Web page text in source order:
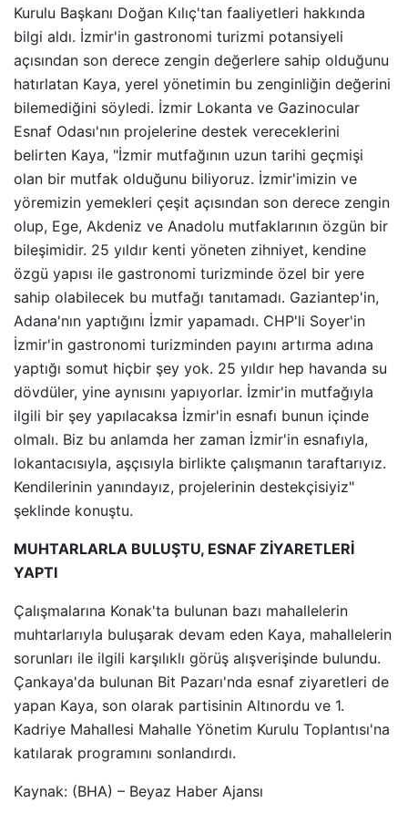
Kurulu Başkanı Doğan Kılıç'tan faaliyetleri hakkında
bilgi aldı. İzmir'in gastronomi turizmi potansiyeli
açısından son derece zengin değerlere sahip olduğunu
hatırlatan Kaya, yerel yönetimin bu zenginliğin değerini
bilemediğini söyledi. İzmir Lokanta ve Gazinocular
Esnaf Odası'nın projelerine destek vereceklerini
belirten Kaya, "İzmir mutfağının uzun tarihi geçmişi
olan bir mutfak olduğunu biliyoruz. İzmir'imizin ve
yöremizin yemekleri çeşit açısından son derece zengin
olup, Ege, Akdeniz ve Anadolu mutfaklarının özgün bir
bileşimidir. 25 yıldır kenti yöneten zihniyet, kendine
özgü yapısı ile gastronomi turizminde özel bir yere
sahip olabilecek bu mutfağı tanıtamadı. Gaziantep'in,
Adana'nın yaptığını İzmir yapamadı. CHP'li Soyer'in
İzmir'in gastronomi turizminden payını artırma adına
yaptığı somut hiçbir şey yok. 25 yıldır hep havanda su
dövdüler, yine aynısını yapıyorlar. İzmir'in mutfağıyla
ilgili bir şey yapılacaksa İzmir'in esnafı bunun içinde
olmalı. Biz bu anlamda her zaman İzmir'in esnafıyla,
lokantacısıyla, aşçısıyla birlikte çalışmanın taraftarıyız.
Kendilerinin yanındayız, projelerinin destekçisiyiz"
şeklinde konuştu.
MUHTARLARLA BULUŞTU, ESNAF ZİYARETLERİ
YAPTI
Çalışmalarına Konak'ta bulunan bazı mahallelerin
muhtarlarıyla buluşarak devam eden Kaya, mahallelerin
sorunları ile ilgili karşılıklı görüş alışverişinde bulundu.
Çankaya'da bulunan Bit Pazarı'nda esnaf ziyaretleri de
yapan Kaya, son olarak partisinin Altınordu ve 1.
Kadriye Mahallesi Mahalle Yönetim Kurulu Toplantısı'na
katılarak programını sonlandırdı.
Kaynak: (BHA) – Beyaz Haber Ajansı